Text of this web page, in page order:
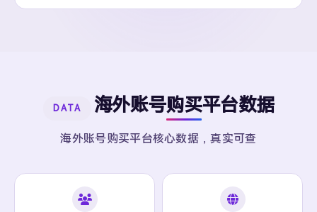
DATA 海外账号购买平台数据
海外账号购买平台核心数据，真实可查